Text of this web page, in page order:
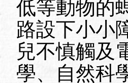
低等動物的
路設下小小
兒不慎觸及
學、自然科